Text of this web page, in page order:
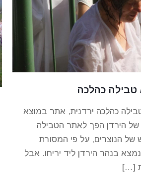
טבילה כהלכה
כהלכה ירדנית, אתר במוצא
של הירדן הפך לאתר הטבילה
של הנוצרים, על פי המסורת
בנהר הירדן ליד יריחו. אבל
[…]